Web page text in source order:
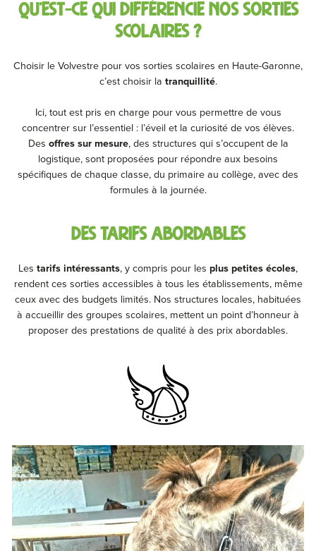
Qu’est-ce qui différencie nos sorties
scolaires ?
Choisir le Volvestre pour vos sorties scolaires en Haute-Garonne,
c’est choisir la tranquillité.
Ici, tout est pris en charge pour vous permettre de vous
concentrer sur l’essentiel : l’éveil et la curiosité de vos élèves.
Des offres sur mesure, des structures qui s’occupent de la
logistique, sont proposées pour répondre aux besoins
spécifiques de chaque classe, du primaire au collège, avec des
formules à la journée.
Des tarifs abordables
Les tarifs intéressants, y compris pour les plus petites écoles,
rendent ces sorties accessibles à tous les établissements, même
ceux avec des budgets limités. Nos structures locales, habituées
à accueillir des groupes scolaires, mettent un point d’honneur à
proposer des prestations de qualité à des prix abordables.